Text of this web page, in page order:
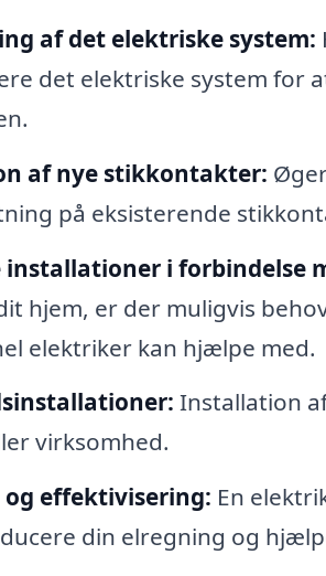
af det elektriske system:
det elektriske system for
af nye stikkontakter:
på eksisterende
installationer i forbindelse
hjem, er der muligvis
elektriker kan hjælpe med.
Installation
virksomhed.
og effektivisering: En
din elregning og